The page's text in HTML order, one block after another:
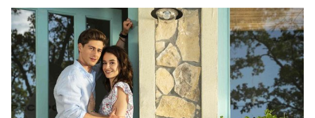
vročih mesecih in kako ohraniti harmonijo.